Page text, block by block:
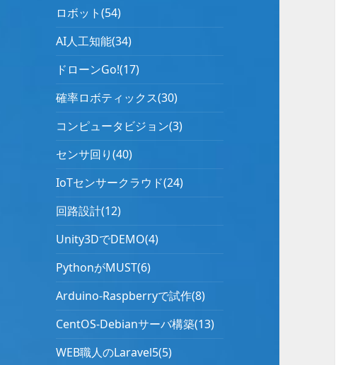
ロボット(54)
AI人工知能(34)
ドローンGo!(17)
確率ロボティックス(30)
コンピュータビジョン(3)
センサ回り(40)
IoTセンサークラウド(24)
回路設計(12)
Unity3DでDEMO(4)
PythonがMUST(6)
Arduino-Raspberryで試作(8)
CentOS-Debianサーバ構築(13)
WEB職人のLaravel5(5)